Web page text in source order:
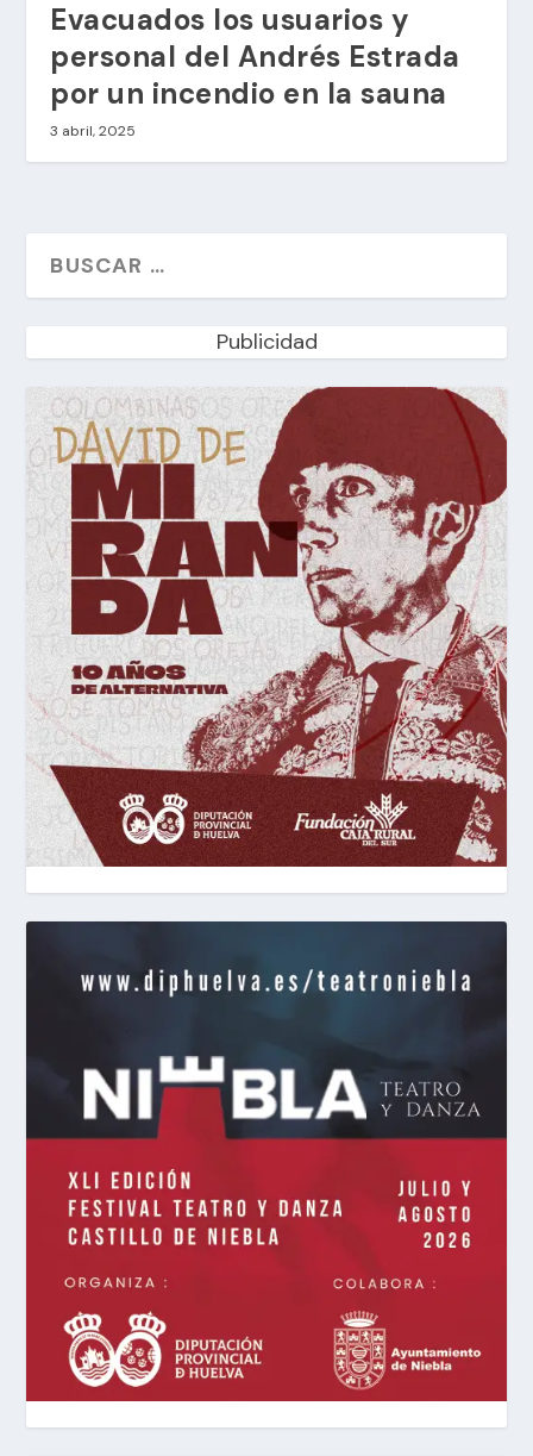
Evacuados los usuarios y
personal del Andrés Estrada
por un incendio en la sauna
3 abril, 2025
Publicidad